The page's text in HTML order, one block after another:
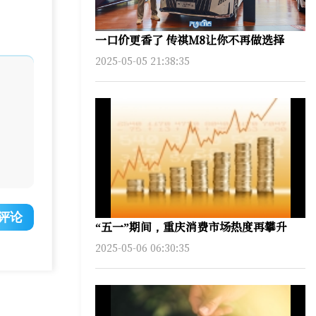
论
一口价更香了 传祺M8让你不再做选择
2025-05-05 21:38:35
“五一”期间，重庆消费市场热度再攀升
2025-05-06 06:30:35